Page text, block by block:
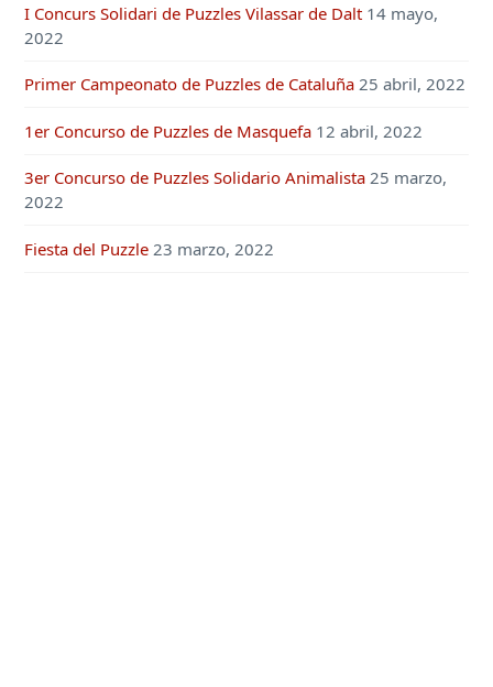
I Concurs Solidari de Puzzles Vilassar de Dalt 14 mayo,
2022
Primer Campeonato de Puzzles de Cataluña 25 abril, 2022
1er Concurso de Puzzles de Masquefa 12 abril, 2022
3er Concurso de Puzzles Solidario Animalista 25 marzo,
2022
Fiesta del Puzzle 23 marzo, 2022